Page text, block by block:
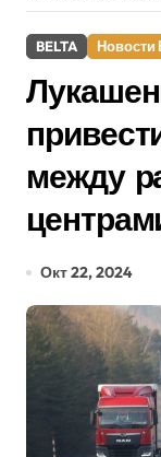
BELTA Новости
между
Окт 22, 2024